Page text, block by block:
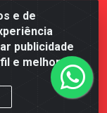
e de
publicidade
e melhorar a
Jd Centro
000. CNPJ